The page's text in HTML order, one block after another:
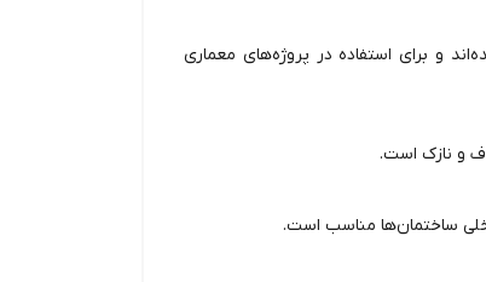
و برای استفاده در پروژه‌های معماری
و نازک است.
ساختمان‌ها مناسب است.